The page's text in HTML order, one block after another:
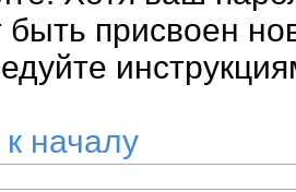
присвоен
началу